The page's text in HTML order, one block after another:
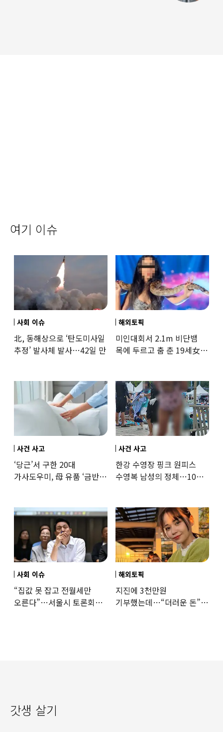
여기 이슈
사회 이슈
北, 동해상으로 ‘탄도미사일
추정’ 발사체 발사…42일 만
해외토픽
미인대회서 2.1m 비단뱀
목에 두르고 춤 춘 19세女
사건 사고
‘당근’서 구한 20대
가사도우미, 母 유품 ‘금반지
사건 사고
한강 수영장 핑크 원피스
수영복 남성의 정체…10대
사회 이슈
“집값 못 잡고 전월세만
오른다”…서울시 토론회서
해외토픽
지진에 3천만원
기부했는데…“더러운 돈”
갓생 살기